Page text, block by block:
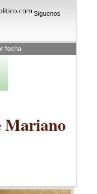
Síguenos
fecha
Mariano